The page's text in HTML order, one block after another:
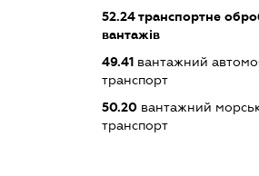
52.24транспортне
вантажів
49.41 вантажний
транспорт
50.20 вантажний
транспорт